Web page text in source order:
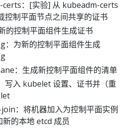
：[实验] 从 kubeadm-certs
控制平面节点之间共享的证书
的控制平面组件生成证书
：为新的控制平面组件生成
：生成新控制平面组件的清单
入 kubelet 设置、证书并（重
：将机器加入为控制平面实例
的本地 etcd 成员